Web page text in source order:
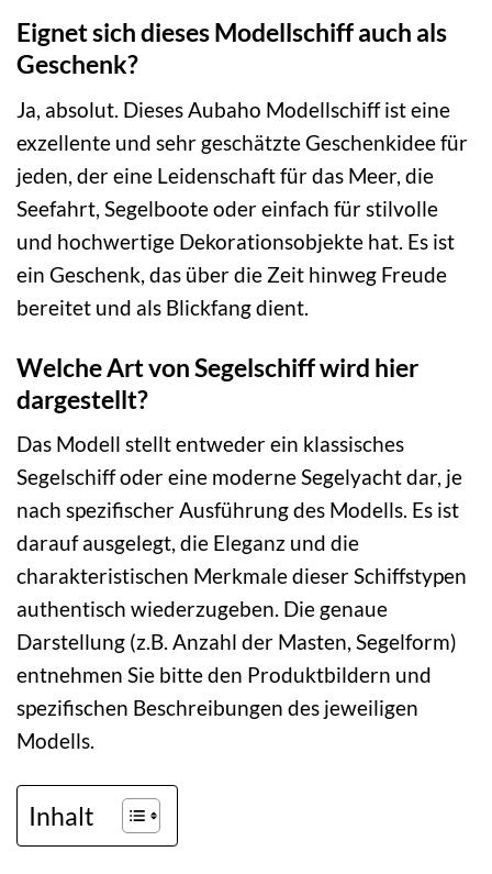
Eignet sich dieses Modellschiff auch als
Geschenk?
Ja, absolut. Dieses Aubaho Modellschiff ist eine
exzellente und sehr geschätzte Geschenkidee für
jeden, der eine Leidenschaft für das Meer, die
Seefahrt, Segelboote oder einfach für stilvolle
und hochwertige Dekorationsobjekte hat. Es ist
ein Geschenk, das über die Zeit hinweg Freude
bereitet und als Blickfang dient.
Welche Art von Segelschiff wird hier
dargestellt?
Das Modell stellt entweder ein klassisches
Segelschiff oder eine moderne Segelyacht dar, je
nach spezifischer Ausführung des Modells. Es ist
darauf ausgelegt, die Eleganz und die
charakteristischen Merkmale dieser Schiffstypen
authentisch wiederzugeben. Die genaue
Darstellung (z.B. Anzahl der Masten, Segelform)
entnehmen Sie bitte den Produktbildern und
spezifischen Beschreibungen des jeweiligen
Modells.
Inhalt